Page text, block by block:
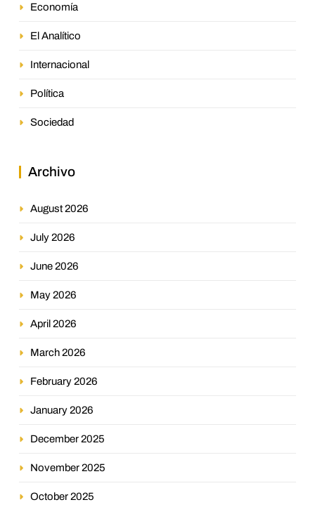
Economía
El Analítico
Internacional
Política
Sociedad
Archivo
August 2026
July 2026
June 2026
May 2026
April 2026
March 2026
February 2026
January 2026
December 2025
November 2025
October 2025